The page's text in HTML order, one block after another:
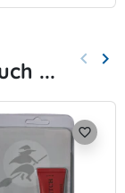
...
Zurück
keyboard_arrow_left keyboard_arrow_right
favorite_border